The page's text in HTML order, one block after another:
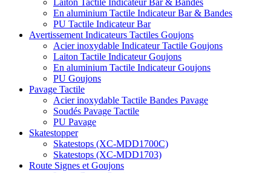
Laiton Tactile Indicateur Bar & Bandes
En aluminium Tactile Indicateur Bar & Bandes
PU Tactile Indicateur Bar
Avertissement Indicateurs Tactiles Goujons
Acier inoxydable Indicateur Tactile Goujons
Laiton Tactile Indicateur Goujons
En aluminium Tactile Indicateur Goujons
PU Goujons
Pavage Tactile
Acier inoxydable Tactile Bandes Pavage
Soudés Pavage Tactile
PU Pavage
Skatestopper
Skatestops (XC-MDD1700C)
Skatestops (XC-MDD1703)
Route Signes et Goujons